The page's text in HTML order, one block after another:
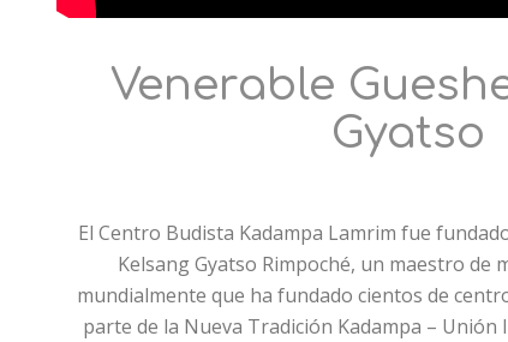
Venerable
Gyatso
El Centro Budista Kadampa Lamrim fue
Kelsang Gyatso Rimpoché, un maestro de
mundialmente que ha fundado cientos de
parte de la Nueva Tradición Kadampa –